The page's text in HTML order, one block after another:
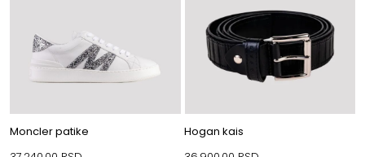
Moncler patike
Hogan kais